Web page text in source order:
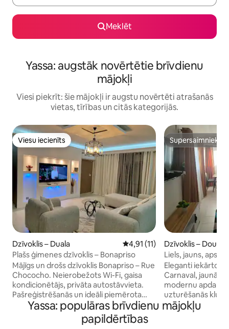
Meklēt
Yassa: augstāk novērtētie brīvdienu
mājokļi
Viesi piekrīt: šie mājokļi ir augstu novērtēti atrašanās
vietas, tīrības un citās kategorijās.
Viesu iecienīts
Viesu iecienīts
Dzīvoklis – Duala Vidējais vērtējums: 4,91 no 5,
4,91 (11)
Plašs ģimenes dzīvoklis – Bonapriso
Mājīgs un drošs dzīvoklis Bonapriso – Rue
Chococho. Neierobežots Wi-Fi, gaisa
kondicionētājs, privāta autostāvvieta.
Pašreģistrēšanās un ideāli piemērota
profesionāļiem vai ģimenēm. - ātra
piekļuve interesantām vietām - klusa un
droša vide - Bez ierobežojuma Wi-Fi -
Supersaimnieks
Supersaimnieks
Dzīvoklis – Douala
Liels, jauns,
tuvumā
Eleganti iekārtots
Carnaval, jaunā
modernu apdari.
uzturēšanās
kondicionētāju
vidē. Centrāla
Yassa: populāras brīvdienu mājokļu
papildērtības